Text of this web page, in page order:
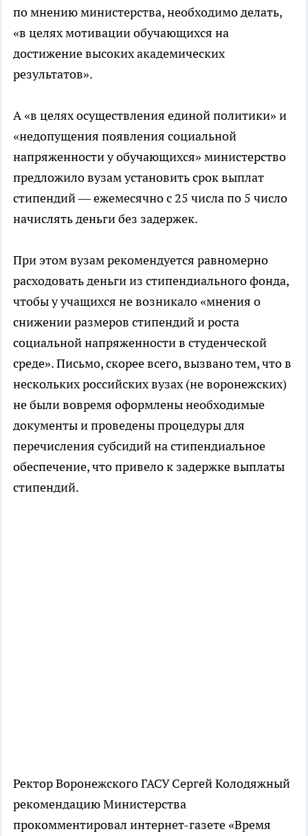
по мнению министерства, необходимо делать,
«в целях мотивации обучающихся на
достижение высоких академических
результатов».
А «в целях осуществления единой политики» и
«недопущения появления социальной
напряженности у обучающихся» министерство
предложило вузам установить срок выплат
стипендий — ежемесячно с 25 числа по 5 число
начислять деньги без задержек.
При этом вузам рекомендуется равномерно
расходовать деньги из стипендиального фонда,
чтобы у учащихся не возникало «мнения о
снижении размеров стипендий и роста
социальной напряженности в студенческой
среде». Письмо, скорее всего, вызвано тем, что в
нескольких российских вузах (не воронежских)
не были вовремя оформлены необходимые
документы и проведены процедуры для
перечисления субсидий на стипендиальное
обеспечение, что привело к задержке выплаты
стипендий.
Ректор Воронежского ГАСУ Сергей Колодяжный
рекомендацию Министерства
прокомментировал интернет-газете «Время